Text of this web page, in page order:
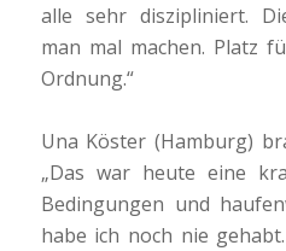
alle sehr diszipliniert.
man mal machen. Platz
Ordnung.“
Una Köster (Hamburg)
„Das war heute eine
Bedingungen und
habe ich noch nie